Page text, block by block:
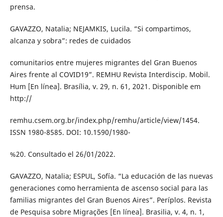
prensa.
GAVAZZO, Natalia; NEJAMKIS, Lucila. “Si compartimos,
alcanza y sobra”: redes de cuidados
comunitarios entre mujeres migrantes del Gran Buenos
Aires frente al COVID19”. REMHU Revista Interdiscip. Mobil.
Hum [En línea]. Brasília, v. 29, n. 61, 2021. Disponible em
http://
remhu.csem.org.br/index.php/remhu/article/view/1454.
ISSN 1980-8585. DOI: 10.1590/1980-
%20. Consultado el 26/01/2022.
GAVAZZO, Natalia; ESPUL, Sofía. “La educación de las nuevas
generaciones como herramienta de ascenso social para las
familias migrantes del Gran Buenos Aires”. Períplos. Revista
de Pesquisa sobre Migrações [En línea]. Brasilia, v. 4, n. 1,